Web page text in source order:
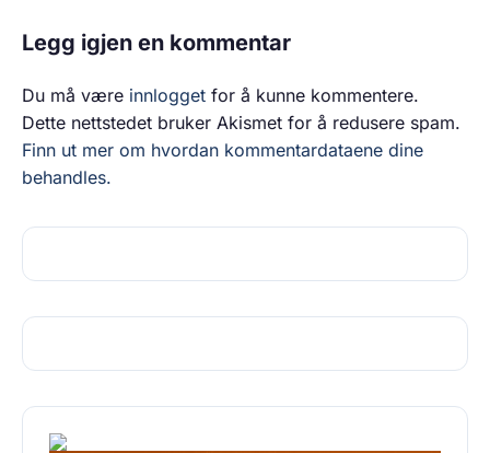
Legg igjen en kommentar
Du må være innlogget for å kunne kommentere.
Dette nettstedet bruker Akismet for å redusere spam.
Finn ut mer om hvordan kommentardataene dine
behandles.